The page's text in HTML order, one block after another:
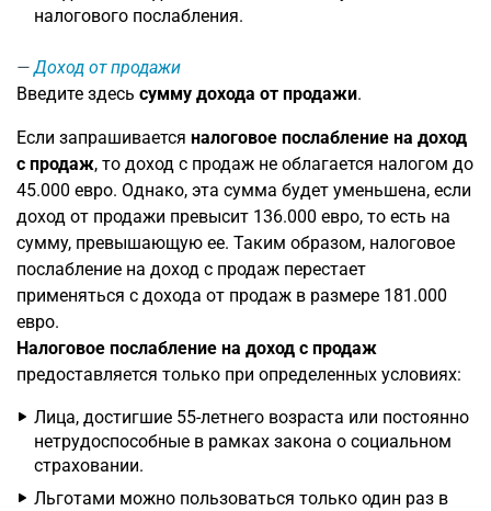
налогового послабления.
Доход от продажи
Введите здесь сумму дохода от продажи.
Если запрашивается налоговое послабление на доход
с продаж, то доход с продаж не облагается налогом до
45.000 евро. Однако, эта сумма будет уменьшена, если
доход от продажи превысит 136.000 евро, то есть на
сумму, превышающую ее. Таким образом, налоговое
послабление на доход с продаж перестает
применяться с дохода от продаж в размере 181.000
евро.
Налоговое послабление на доход с продаж
предоставляется только при определенных условиях:
Лица, достигшие 55-летнего возраста или постоянно
нетрудоспособные в рамках закона о социальном
страховании.
Льготами можно пользоваться только один раз в